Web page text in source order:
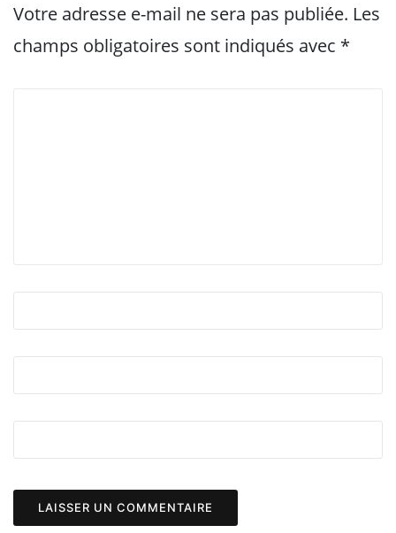
Votre adresse e-mail ne sera pas publiée. Les
champs obligatoires sont indiqués avec *